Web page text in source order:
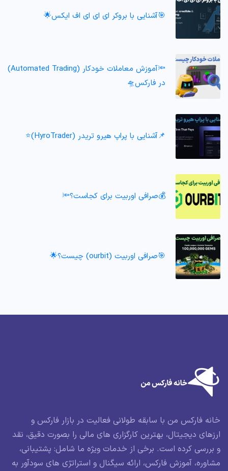
🎯آشنایی با بروکر ای ای ای اف ایکس🌟
🔦آموزش معاملات خودکار (Automated Trading)
در فارکس🛸
📌آشنایی با پراپ هیرو تریدر (HyroTrader)⭐️
💰صرافی اوربیت برای کجاست؟🔦
🎯صرافی اوربیت (ourbit) چیست؟🌟
خانه فارکس من با سابقه طولانی فعالیت در بازار فارکس و
ارزهای دیجیتال، بهترین کارگزاری های مالی را بصورت دقیق، نقد
و بررسی کرده است. برخی از خدمات ویژه ما شامل: پشتیبانی،
مشاوره، آموزش فارکس، ارائه سیگنال و استراتژی های سودآور به